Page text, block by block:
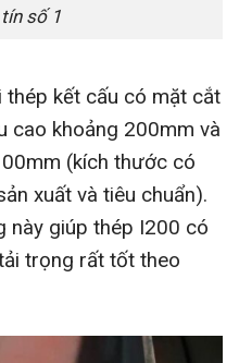
số 1
thép kết cấu có mặt cắt
cao khoảng 200mm và
(kích thước có
xuất và tiêu chuẩn).
này giúp thép I200 có
trọng rất tốt theo